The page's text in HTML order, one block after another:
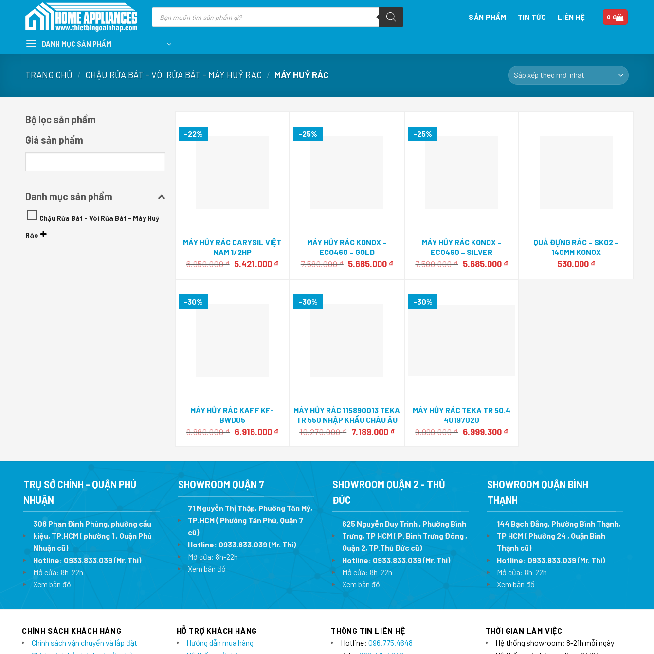
Tìm
kiếm
phẩm
SẢN PHẨM TIN TỨC LIÊN HỆ 0₫
DANH MỤC SẢN PHẨM
TRANG CHỦ / CHẬU RỬA BÁT - VÒI RỬA BÁT - MÁY HUỶ RÁC / MÁY HUỶ RÁC
Bộ lọc sản phẩm
Giá sản phẩm
Danh mục sản phẩm
Chậu Rửa Bát - Vòi Rửa Bát - Máy Huỷ
Rác
-22%
MÁY HỦY RÁC CARYSIL VIỆT
NAM 1/2HP
6.950.000₫ Giá
5.421.000 ₫Giá
5.421.000 ₫.
-25%
MÁY HỦY RÁC KONOX –
ECO460 – GOLD
7.580.000₫ Giá
5.685.000 ₫Giá
5.685.000 ₫.
-25%
MÁY HỦY RÁC KONOX –
ECO460 – SILVER
7.580.000₫ Giá
5.685.000 ₫Giá
QUẢ ĐỰNG RÁC – SK02 –
140MM KONOX
530.000 ₫
-30%
MÁY HỦY RÁC KAFF KF-
BWD05
9.880.000₫ Giá
6.916.000 ₫Giá
-30%
MÁY HỦY RÁC 115890013 TEKA
TR 550 NHẬP KHẨU CHÂU ÂU
115890013
10.270.000₫ Giá
7.189.000 ₫Giá
-30%
MÁY HỦY RÁC TEKA TR 50.4
40197020
9.999.000₫ Giá
6.999.300 ₫Giá
TRỤ SỞ CHÍNH - QUẬN PHÚ
NHUẬN
308 Phan Đình Phùng, phường cầu
kiệu, TP.HCM ( phường 1 , Quận Phú
Nhuận cũ)
Hotline: 0933.833.039(Mr. Thi)
Mở cửa: 8h-22h
Xem bản đồ
SHOWROOM QUẬN 7
71 Nguyễn Thị Thập, Phường Tân Mỹ,
TP.HCM ( Phường Tân Phú, Quận 7
cũ)
Hotline: 0933.833.039(Mr. Thi)
Mở cửa: 8h-22h
Xem bản đồ
SHOWROOM QUẬN 2 - THỦ
ĐỨC
625 Nguyễn Duy Trinh , Phường Bình
Trưng, TP HCM ( P. Bình Trưng Đông ,
Quận 2, TP.Thủ Đức cũ)
Hotline: 0933.833.039(Mr. Thi)
Mở cửa: 8h-22h
Xem bản đồ
SHOWROOM QUẬN BÌNH
THẠNH
144 Bạch Đằng, Phường Bình Thạnh,
TP HCM ( Phường 24 , Quận Bình
Thạnh cũ)
Hotline: 0933.833.039(Mr. Thi)
Mở cửa: 8h-22h
Xem bản đồ
CHÍNH SÁCH KHÁCH HÀNG
Chính sách vận chuyển và lắp đặt
HỖ TRỢ KHÁCH HÀNG
Hướng dẫn mua hàng
THÔNG TIN LIÊN HỆ
Hotline: 096.775.4648
THỜI GIAN LÀM VIỆC
Hệ thống showroom: 8-21h mỗi ngày